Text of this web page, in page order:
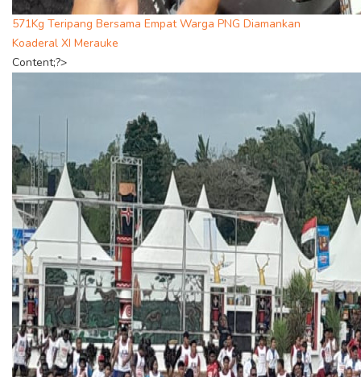
571Kg Teripang Bersama Empat Warga PNG Diamankan
Koaderal XI Merauke
Content;?>